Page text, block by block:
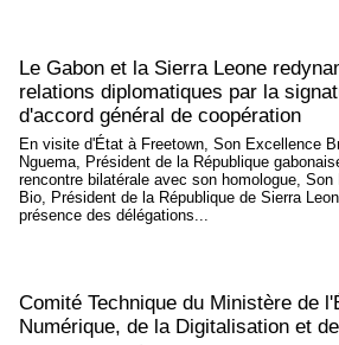
Le Gabon et la Sierra Leone
relations diplomatiques par la
d'accord général de coopération
En visite d'État à Freetown, Son Excellence
Nguema, Président de la République
rencontre bilatérale avec son homologue,
Bio, Président de la République de Sierra
présence des délégations...
Comité Technique du Ministère de
Numérique, de la Digitalisation et